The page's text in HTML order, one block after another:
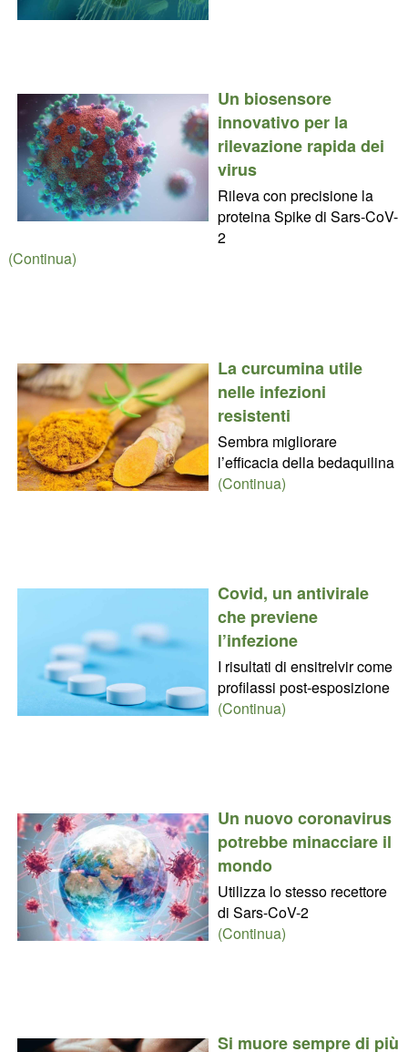
Un biosensore
innovativo per la
rilevazione rapida dei
virus
Rileva con precisione la
proteina Spike di Sars-CoV-
2
(Continua)
La curcumina utile
nelle infezioni
resistenti
Sembra migliorare
l’efficacia della bedaquilina
(Continua)
Covid, un antivirale
che previene
l’infezione
I risultati di ensitrelvir come
profilassi post-esposizione
(Continua)
Un nuovo coronavirus
potrebbe minacciare il
mondo
Utilizza lo stesso recettore
di Sars-CoV-2
(Continua)
Si muore sempre di più